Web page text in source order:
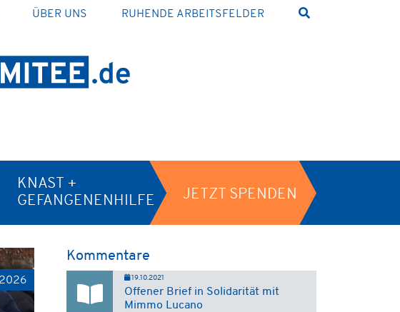
ÜBER UNS RUHENDE ARBEITSFELDER
KNAST +
GEFANGENENHILFE
JETZT SPENDEN
Kommentare
19.10.2021
Offener Brief in Solidarität mit
Mimmo Lucano